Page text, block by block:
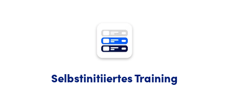
Selbstinitiiertes Training